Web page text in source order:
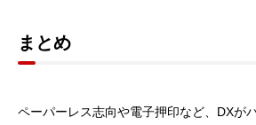
まとめ
ペーパーレス志向や電子押印など、DXが